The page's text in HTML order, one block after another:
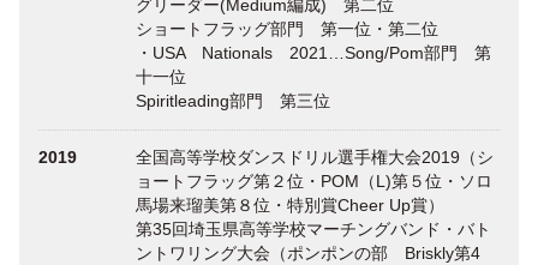
グリーダー(Medium編成) 第二位
ショートフラッグ部門 第一位・第二位
・USA Nationals 2021…Song/Pom部門 第
十一位
Spiritleading部門 第三位
2019
全国高等学校ダンスドリル選手権大会2019（シ
ョートフラッグ第２位・POM（L)第５位・ソロ
馬場来瑠美第８位・特別賞Cheer Up賞）
第35回埼玉県高等学校マーチングバンド・バト
ントワリング大会（ポンポンの部 Briskly第4